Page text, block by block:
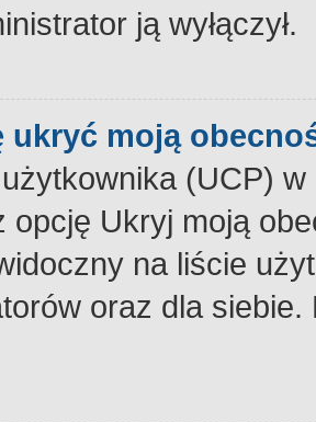
ją wyłączył.
ukryć moją
(UCP) w
opcję Ukryj moją
na liście
oraz dla